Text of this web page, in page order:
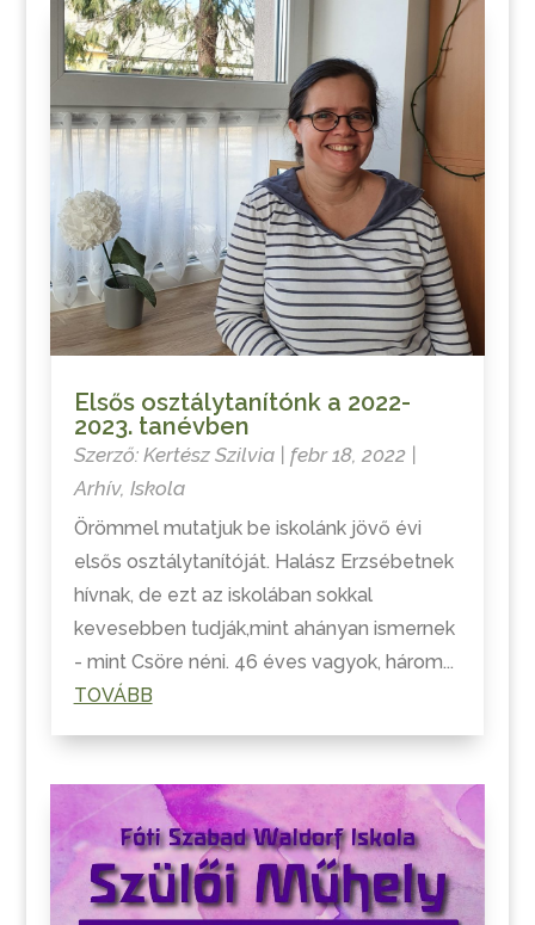
Elsős osztálytanítónk a 2022-
2023. tanévben
Szerző: Kertész Szilvia| febr 18, 2022|
Arhív, Iskola
Örömmel mutatjuk be iskolánk jövő évi
elsős osztálytanítóját. Halász Erzsébetnek
hívnak, de ezt az iskolában sokkal
kevesebben tudják,mint ahányan ismernek
- mint Csöre néni. 46 éves vagyok, három...
TOVÁBB